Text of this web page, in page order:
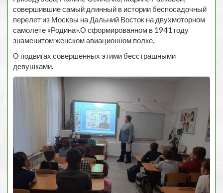
совершившие самый длинный в истории беспосадочный
перелет из Москвы на Дальний Восток на двухмоторном
самолете «Родина».О сформированном в 1941 году
знаменитом женском авиационном полке.
О подвигах совершенных этими бесстрашными
девушками.